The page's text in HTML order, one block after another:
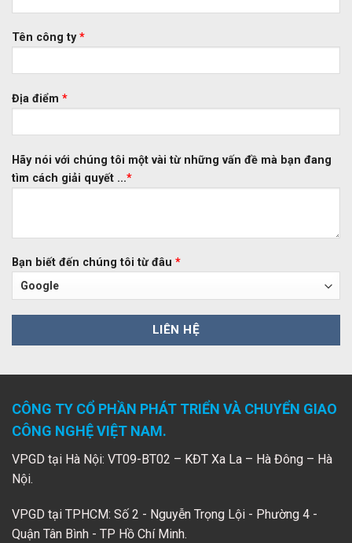
Tên công ty*
Địa điểm *
Hãy nói với chúng tôi một vài từ những vấn đề mà bạn đang
tìm cách giải quyết ...*
Bạn biết đến chúng tôi từ đâu *
CÔNG TY CỔ PHẦN PHÁT TRIỂN VÀ CHUYỂN GIAO
CÔNG NGHỆ VIỆT NAM.
VPGD tại Hà Nội: VT09-BT02 – KĐT Xa La – Hà Đông – Hà
Nội.
VPGD tại TPHCM: Số 2 - Nguyễn Trọng Lội - Phường 4 -
Quận Tân Bình - TP Hồ Chí Minh.